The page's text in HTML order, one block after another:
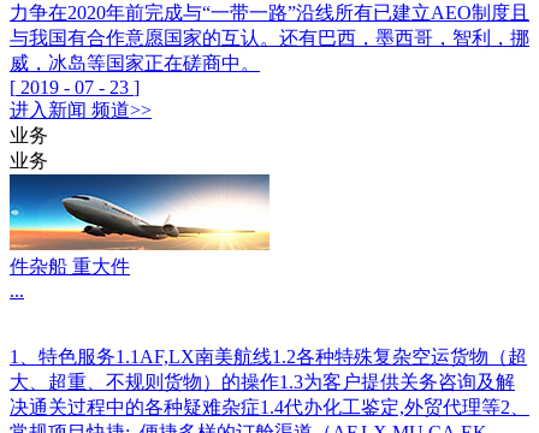
力争在2020年前完成与“一带一路”沿线所有已建立AEO制度且
与我国有合作意愿国家的互认。还有巴西，墨西哥，智利，挪
威，冰岛等国家正在磋商中。
[ 2019 - 07 - 23 ]
进入 新闻 频道>>
业务
业务
件杂船 重大件
...
1、特色服务1.1AF,LX南美航线1.2各种特殊复杂空运货物（超
大、超重、不规则货物）的操作1.3为客户提供关务咨询及解
决通关过程中的各种疑难杂症1.4代办化工鉴定,外贸代理等2、